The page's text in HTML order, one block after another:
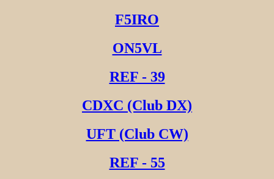
F5IRO
ON5VL
REF - 39
CDXC (Club DX)
UFT (Club CW)
REF - 55